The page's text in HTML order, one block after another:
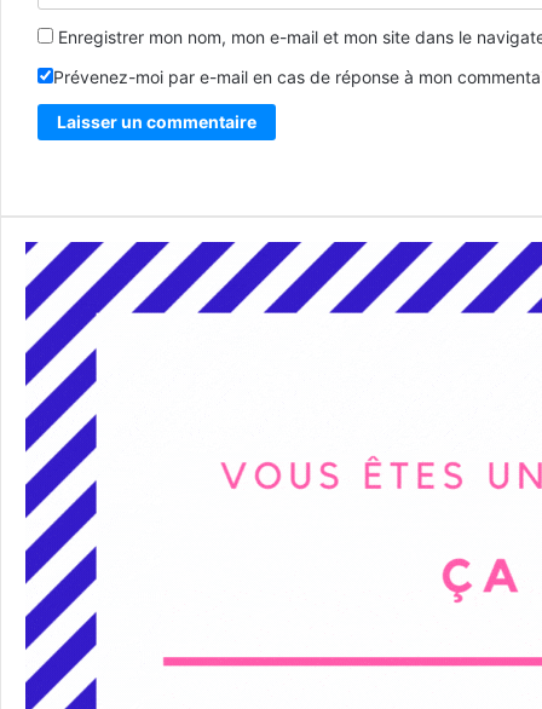
Enregistrer mon nom, mon e-mail et mon site dans le
Prévenez-moi par e-mail en cas de réponse à mon